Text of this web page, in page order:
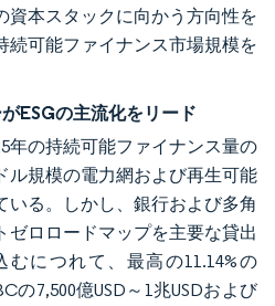
資本スタックに向かう方向性を
続可能ファイナンス市場規模を
ESGの主流化をリード
年の持続可能ファイナンス量の
ル規模の電力網および再生可能
いる。しかし、銀行および多角
ゼロロードマップを主要な貸出
につれて、最高の11.14%の
の7,500億USD～1兆USDおよび